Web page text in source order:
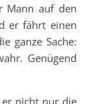
Mann auf den
er fährt einen
ganze Sache:
Genügend